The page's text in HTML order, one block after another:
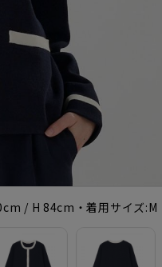
/ H 84cm・着用サイズ:M